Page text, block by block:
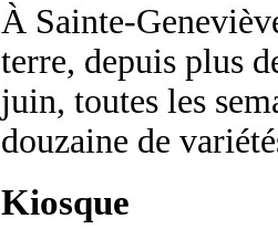
À Sainte-
terre, depuis plus
juin, toutes les
douzaine de
Kiosque